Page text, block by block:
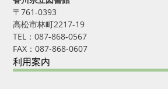
〒761-0393
高松市林町2217-19
TEL：087-868-0567
FAX：087-868-0607
利用案内